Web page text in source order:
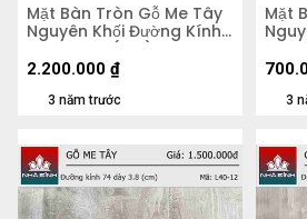
Mặt Bàn Tròn Gỗ Me Tây
Nguyên Khối Đường Kính
81 Dày 4,3 (cm)
3 năm trước
2.200.000 ₫
Mặt
54
3